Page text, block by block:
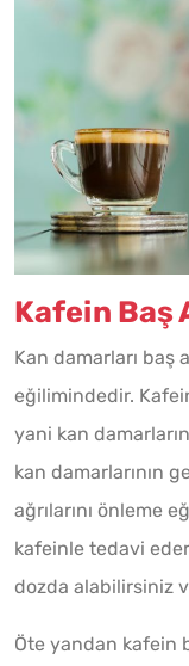
Kafein Baş
Kan damarları baş
eğilimindedir.
yani kan
kan damarlarının
ağrılarını önleme
kafeinle tedavi
dozda alabilirsiniz
Öte yandan kafein